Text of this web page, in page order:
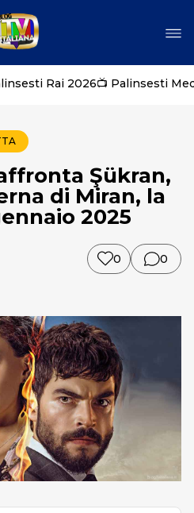
Rai 2026📺 Palinsesti
Şükran,
di Miran, la
2025
0 0